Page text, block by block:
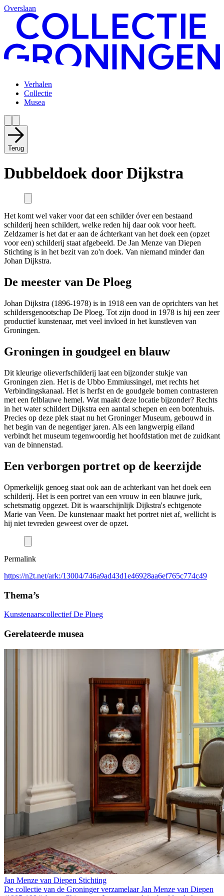
Overslaan
Verhalen
Collectie
Musea
Terug
Dubbeldoek door Dijkstra
Het komt wel vaker voor dat een schilder óver een bestaand
schilderij heen schildert, welke reden hij daar ook voor heeft.
Zeldzamer is het dat er aan de áchterkant van het doek een (opzet
voor een) schilderij staat afgebeeld. De Jan Menze van Diepen
Stichting is in het bezit van zo'n doek. Van niemand minder dan
Johan Dijkstra.
De meester van De Ploeg
Johan Dijkstra (1896-1978) is in 1918 een van de oprichters van het
schildersgenootschap De Ploeg. Tot zijn dood in 1978 is hij een zeer
productief kunstenaar, met veel invloed in het kunstleven van
Groningen.
Groningen in goudgeel en blauw
Dit kleurige olieverfschilderij laat een bijzonder stukje van
Groningen zien. Het is de Ubbo Emmiussingel, met rechts het
Verbindingskanaal. Het is herfst en de goudgele bomen contrasteren
met een felblauwe hemel. Wat maakt deze locatie bijzonder? Rechts
in het water schildert Dijkstra een aantal schepen en een botenhuis.
Precies op deze plek staat nu het Groninger Museum, gebouwd in
het begin van de negentiger jaren. Als een langwerpig eiland
verbindt het museum tegenwoordig het hoofdstation met de zuidkant
van de binnenstad.
Een verborgen portret op de keerzijde
Opmerkelijk genoeg staat ook aan de achterkant van het doek een
schilderij. Het is een portret van een vrouw in een blauwe jurk,
schetsmatig opgezet. Dit is waarschijnlijk Dijkstra's echtgenote
Marie van Veen. De kunstenaar maakt het portret niet af, wellicht is
hij niet tevreden geweest over de opzet.
Permalink
https://n2t.net/ark:/13004/746a9ad43d1e46928aa6ef765c774c49
Thema’s
Kunstenaarscollectief De Ploeg
Gerelateerde musea
Jan Menze van Diepen Stichting
De collectie van de Groninger verzamelaar Jan Menze van Diepen